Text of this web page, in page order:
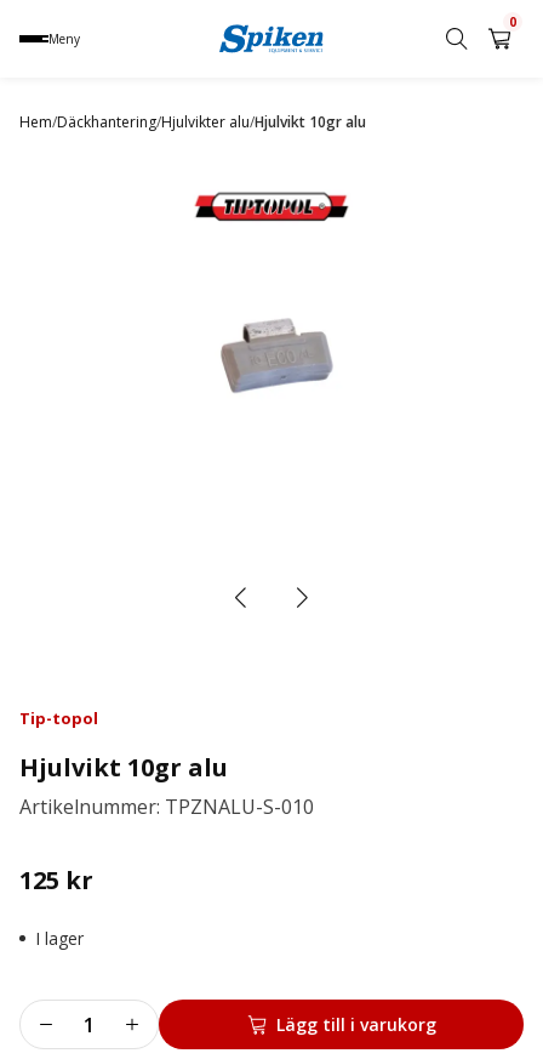
Meny
namn,
0
Hem/Däckhantering/Hjulvikter alu/Hjulvikt 10gr alu
Tip-topol
Hjulvikt 10gr alu
Artikelnummer: TPZNALU-S-010
125 kr
I lager
Hjulvikt
10gr
Lägg till i varukorg